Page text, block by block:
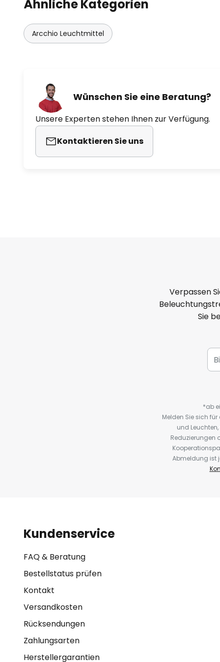
Ähnliche Kategorien
Arcchio Leuchtmittel
Wünschen Sie eine Beratung?
Unsere Experten stehen Ihnen zur Verfügung.
Kontaktieren Sie uns
Verpassen
Sie
*ab
Melden Sie sich
und
Reduzierungen
Abmeldung ist
Kundenservice
FAQ & Beratung
Bestellstatus prüfen
Kontakt
Versandkosten
Rücksendungen
Zahlungsarten
Herstellergarantien